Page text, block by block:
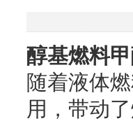
醇基燃料
随着液体
用，带动